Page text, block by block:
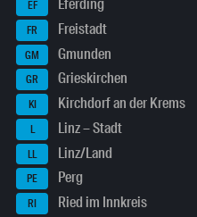
EF Eferding
FR Freistadt
GM Gmunden
GR Grieskirchen
KI Kirchdorf an der Krems
L Linz – Stadt
LL Linz/Land
PE Perg
RI Ried im Innkreis